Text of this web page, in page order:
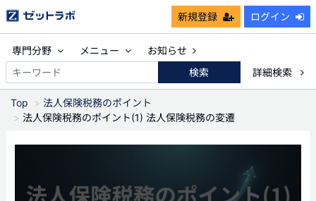
新規登録 ログイン
専門分野 メニュー
お知らせ
検索
詳細検索
Top
法人保険税務のポイント
法人保険税務のポイント(1) 法人保険税務の変遷